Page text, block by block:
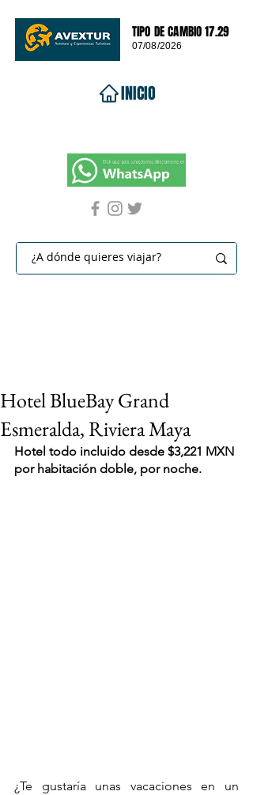
TIPO DE CAMBIO 17.29
07/08/2026
INICIO
Hotel BlueBay Grand
Esmeralda, Riviera Maya
Hotel todo incluido desde $3,221 MXN
por habitación doble, por noche.
¿Te gustaría unas vacaciones en un